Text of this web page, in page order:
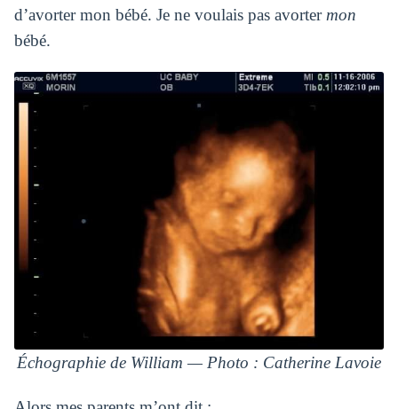
d’avorter mon bébé. Je ne voulais pas avortermon
bébé.
Échographie de William — Photo : Catherine Lavoie